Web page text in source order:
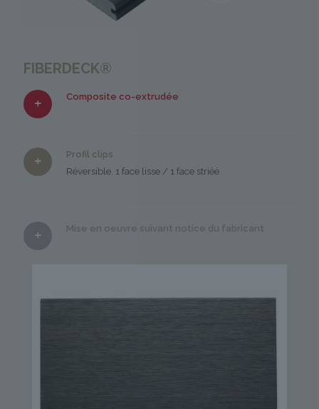
FIBERDECK®
Composite co-extrudée
Profil clips
Réversible. 1 face lisse / 1 face striéé
Mise en oeuvre suivant notice du fabricant